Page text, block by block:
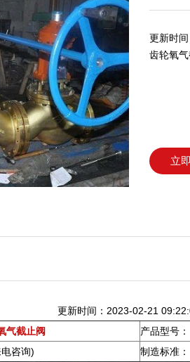
更新时
齿轮氧气
立
更新时间：2023-02-21
气截止阀 产品型号：
咨询) 制造标准：